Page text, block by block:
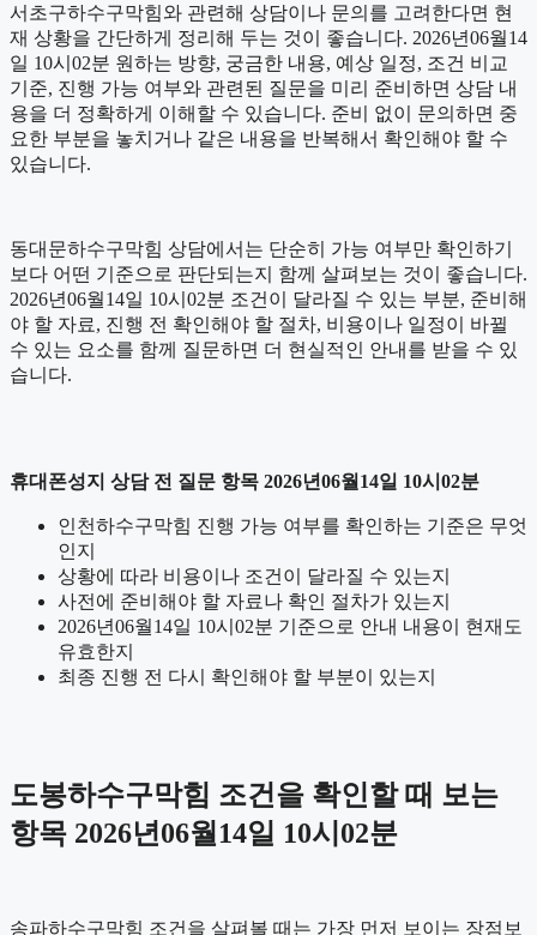
서초구하수구막힘와 관련해 상담이나 문의를 고려한다면 현
재 상황을 간단하게 정리해 두는 것이 좋습니다. 2026년06월14
일 10시02분 원하는 방향, 궁금한 내용, 예상 일정, 조건 비교
기준, 진행 가능 여부와 관련된 질문을 미리 준비하면 상담 내
용을 더 정확하게 이해할 수 있습니다. 준비 없이 문의하면 중
요한 부분을 놓치거나 같은 내용을 반복해서 확인해야 할 수
있습니다.
동대문하수구막힘 상담에서는 단순히 가능 여부만 확인하기
보다 어떤 기준으로 판단되는지 함께 살펴보는 것이 좋습니다.
2026년06월14일 10시02분 조건이 달라질 수 있는 부분, 준비해
야 할 자료, 진행 전 확인해야 할 절차, 비용이나 일정이 바뀔
수 있는 요소를 함께 질문하면 더 현실적인 안내를 받을 수 있
습니다.
휴대폰성지 상담 전 질문 항목 2026년06월14일 10시02분
인천하수구막힘 진행 가능 여부를 확인하는 기준은 무엇
인지
상황에 따라 비용이나 조건이 달라질 수 있는지
사전에 준비해야 할 자료나 확인 절차가 있는지
2026년06월14일 10시02분 기준으로 안내 내용이 현재도
유효한지
최종 진행 전 다시 확인해야 할 부분이 있는지
도봉하수구막힘 조건을 확인할 때 보는
항목 2026년06월14일 10시02분
송파하수구막힘 조건을 살펴볼 때는 가장 먼저 보이는 장점보